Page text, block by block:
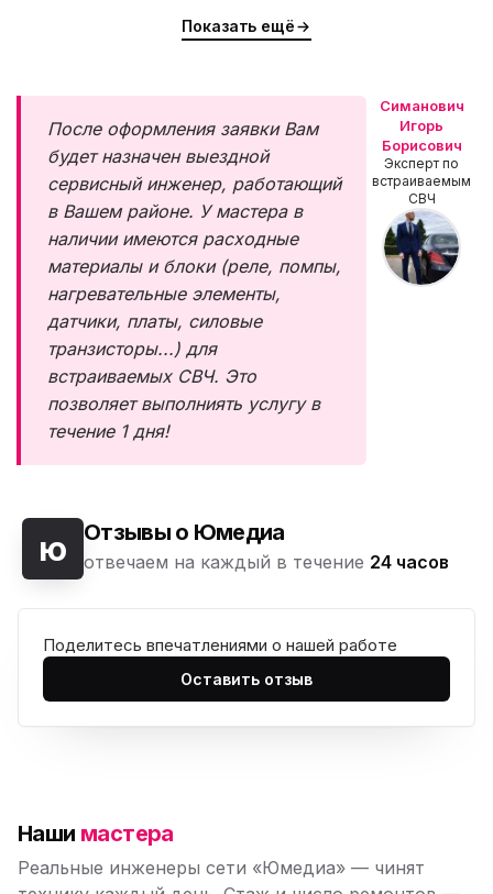
Показать ещё
После оформления заявки Вам
будет назначен выездной
сервисный инженер, работающий
в Вашем районе. У мастера в
наличии имеются расходные
материалы и блоки (реле, помпы,
нагревательные элементы,
датчики, платы, силовые
транзисторы...) для
встраиваемых СВЧ. Это
позволяет выполниять услугу в
течение 1 дня!
Симанович
Игорь
Борисович
Эксперт по
встраиваемым
СВЧ
ю Отзывы о Юмедиа
отвечаем на каждый в течение 24 часов
Поделитесь впечатлениями о нашей работе
Оставить отзыв
Наши мастера
Реальные инженеры сети «Юмедиа» — чинят